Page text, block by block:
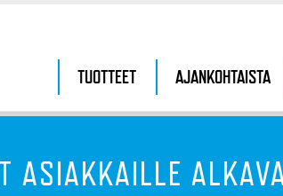
TUOTTEET AJANKOHTAISTA